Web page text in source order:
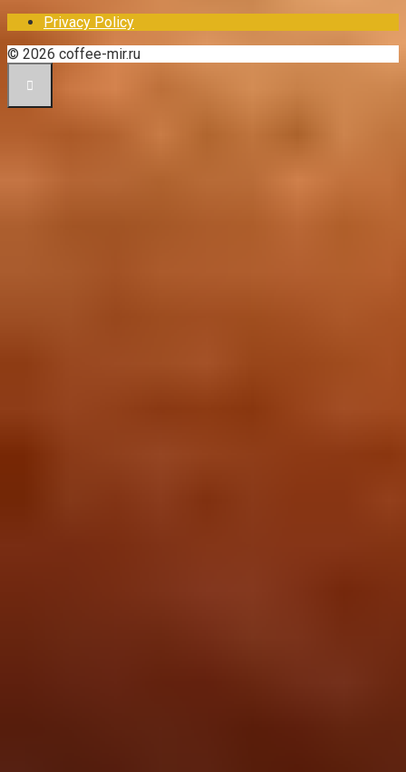
Privacy Policy
© 2026 coffee-mir.ru